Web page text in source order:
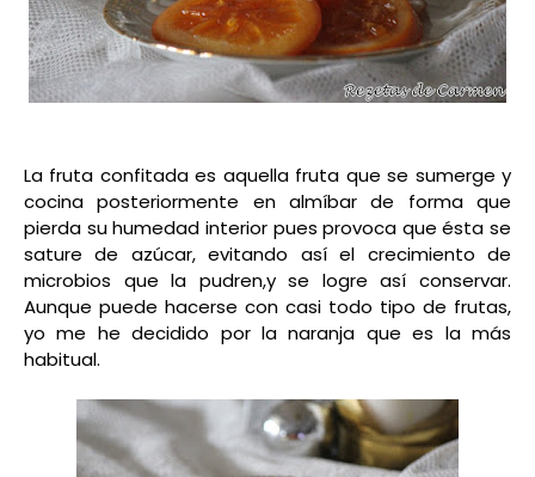
La fruta confitada es aquella fruta que se sumerge y
cocina posteriormente en almíbar de forma que
pierda su humedad interior pues provoca que ésta se
sature de azúcar, evitando así el crecimiento de
microbios que la pudren,y se logre así conservar.
Aunque puede hacerse con casi todo tipo de frutas,
yo me he decidido por la naranja que es la más
habitual.